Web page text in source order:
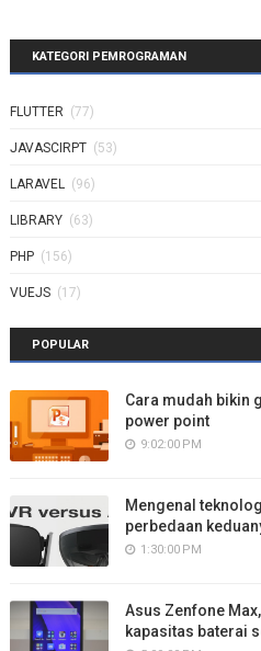
KATEGORI PEMROGRAMAN
FLUTTER (77)
JAVASCIRPT (53)
LARAVEL (96)
LIBRARY (63)
PHP (156)
VUEJS (17)
POPULAR
Cara mudah bikin
power point
9:02:00 PM
Mengenal
perbedaan
1:30:00 PM
Asus Zenfone
kapasitas baterai